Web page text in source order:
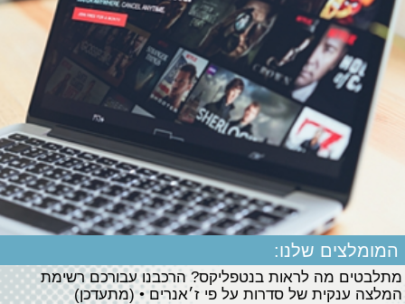
המומלצים שלנו:
מתלבטים מה לראות בנטפליקס? הרכבנו עבורכם רשימת
המלצה ענקית של סדרות על פי ז׳אנרים • (מתעדכן)